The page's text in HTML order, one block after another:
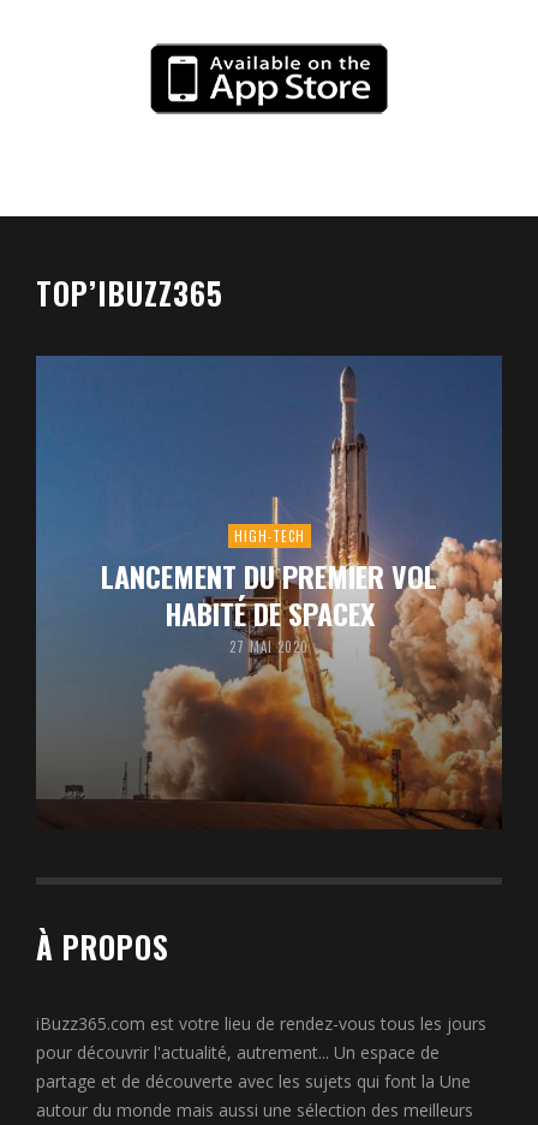
TOP’IBUZZ365
HIGH-TECH
LANCEMENT DU PREMIER VOL
HABITÉ DE SPACEX
27 MAI 2020
À PROPOS
iBuzz365.com est votre lieu de rendez-vous tous les jours
pour découvrir l'actualité, autrement... Un espace de
partage et de découverte avec les sujets qui font la Une
autour du monde mais aussi une sélection des meilleurs